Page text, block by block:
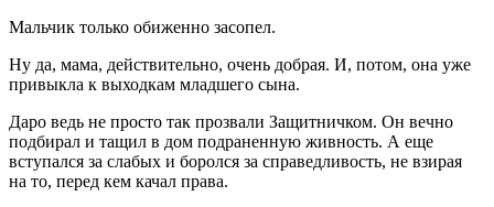
Мальчик только обиженно засопел.
Ну да, мама, действительно, очень добрая. И, потом, она уже
привыкла к выходкам младшего сына.
Даро ведь не просто так прозвали Защитничком. Он вечно
подбирал и тащил в дом подраненную живность. А еще
вступался за слабых и боролся за справедливость, не взирая
на то, перед кем качал права.